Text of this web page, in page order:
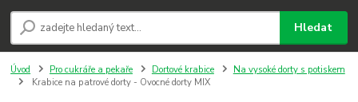
Hledat
Úvod Pro cukráře a pekaře Dortové krabice
Na vysoké dorty s potiskem
Krabice na patrové dorty - Ovocné dorty MIX